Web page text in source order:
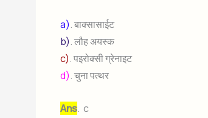
a). बाक्सासाईट
b). लौह अयस्क
c). पइरोक्सी ग्रेनाइट
d). चुना पत्थर
Ans. c